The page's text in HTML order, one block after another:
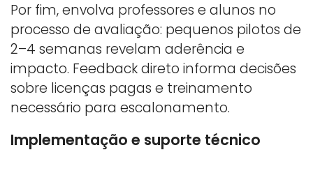
Por fim, envolva professores e alunos no
processo de avaliação: pequenos pilotos de
2–4 semanas revelam aderência e
impacto. Feedback direto informa decisões
sobre licenças pagas e treinamento
necessário para escalonamento.
Implementação e suporte técnico